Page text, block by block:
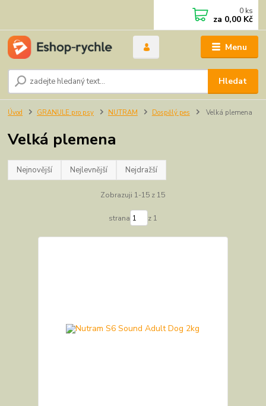
Menu
Hledat
0 ks
za 0,00 Kč
Úvod GRANULE pro psy NUTRAM Dospělý pes Velká plemena
Velká plemena
Nejnovější Nejlevnější Nejdražší
Zobrazuji 1-15 z 15
strana z 1